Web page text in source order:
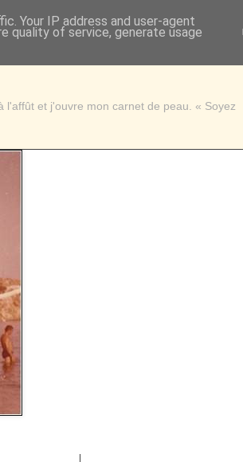
et j'ouvre mon carnet de peau. « Soyez
Your IP address and user-agent
quality of service, generate usage